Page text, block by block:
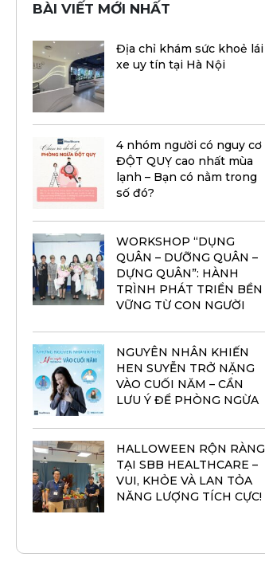
BÀI VIẾT MỚI NHẤT
Địa chỉ khám sức khoẻ lái
xe uy tín tại Hà Nội
4 nhóm người có nguy cơ
ĐỘT QUỴ cao nhất mùa
lạnh – Bạn có nằm trong
số đó?
WORKSHOP “DỤNG
QUÂN – DƯỠNG QUÂN –
DỰNG QUÂN”: HÀNH
TRÌNH PHÁT TRIỂN BỀN
VỮNG TỪ CON NGƯỜI
NGUYÊN NHÂN KHIẾN
HEN SUYỄN TRỞ NẶNG
VÀO CUỐI NĂM – CẦN
LƯU Ý ĐỂ PHÒNG NGỪA
HALLOWEEN RỘN RÀNG
TẠI SBB HEALTHCARE –
VUI, KHỎE VÀ LAN TỎA
NĂNG LƯỢNG TÍCH CỰC!